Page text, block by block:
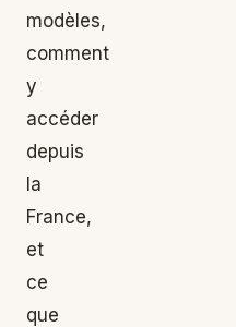
modèles,
comment
y
accéder
depuis
la
France,
et
ce
que